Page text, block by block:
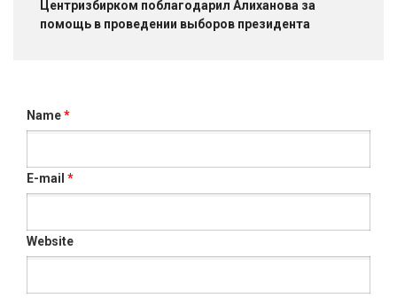
Центризбирком поблагодарил Алиханова за
помощь в проведении выборов президента
Name*
E-mail *
Website